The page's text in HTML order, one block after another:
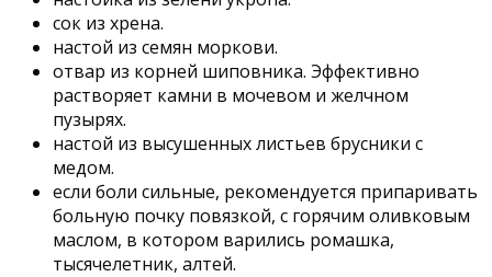
сок из хрена.
настой из семян моркови.
отвар из корней шиповника. Эффективно
растворяет камни в мочевом и желчном
пузырях.
настой из высушенных листьев брусники с
медом.
если боли сильные, рекомендуется припаривать
больную почку повязкой, с горячим оливковым
маслом, в котором варились ромашка,
тысячелетник, алтей.